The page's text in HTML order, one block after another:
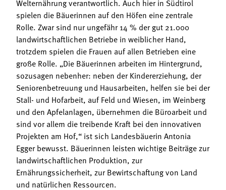
Welternährung verantwortlich. Auch hier in Südtirol
spielen die Bäuerinnen auf den Höfen eine zentrale
Rolle. Zwar sind nur ungefähr 14 % der gut 21.000
landwirtschaftlichen Betriebe in weiblicher Hand,
trotzdem spielen die Frauen auf allen Betrieben eine
große Rolle. „Die Bäuerinnen arbeiten im Hintergrund,
sozusagen nebenher: neben der Kindererziehung, der
Seniorenbetreuung und Hausarbeiten, helfen sie bei der
Stall- und Hofarbeit, auf Feld und Wiesen, im Weinberg
und den Apfelanlagen, übernehmen die Büroarbeit und
sind vor allem die treibende Kraft bei den innovativen
Projekten am Hof,“ ist sich Landesbäuerin Antonia
Egger bewusst. Bäuerinnen leisten wichtige Beiträge zur
landwirtschaftlichen Produktion, zur
Ernährungssicherheit, zur Bewirtschaftung von Land
und natürlichen Ressourcen.